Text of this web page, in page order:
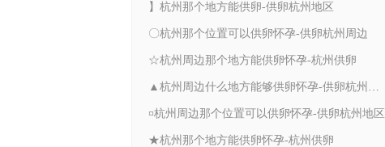
】杭州那个地方能供卵-供卵杭州地区
〇杭州那个位置可以供卵怀孕-供卵杭州周边
☆杭州周边那个地方能供卵怀孕-杭州供卵
▲杭州周边什么地方能够供卵怀孕-供卵杭州周边
¤杭州周边那个位置可以供卵怀孕-供卵杭州地区
★杭州那个地方能供卵怀孕-杭州供卵